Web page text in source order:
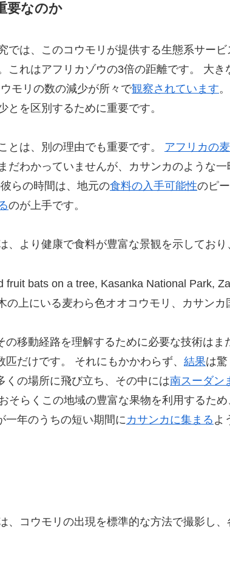
要なのか
では、このコウモリが提供する生態系サー
これはアフリカゾウの3倍の距離です。 大
モリの数の減少が所々で観察されています
とを区別するために重要です。
とは、別の理由でも重要です。 アフリカの
だわかっていませんが、カサンカのような
らの時間は、地元の食料の入手可能性のピ
のが上手です。
、より健康で食料が豊富な景観を示してお
fruit bats on a tree, Kasanka National Park,
の上にいる麦わら色オオコウモリ、カサンカ
の移動経路を理解するために必要な技術はま
匹だけです。 それにもかかわらず、 結果は驚
くの場所に飛び立ち、その中には南スーダン
そらくこの地域の豊富な果物を利用するた
一年のうちの短い期間にカサンカに集まる よ
、コウモリの出現を標準的な方法で撮影し